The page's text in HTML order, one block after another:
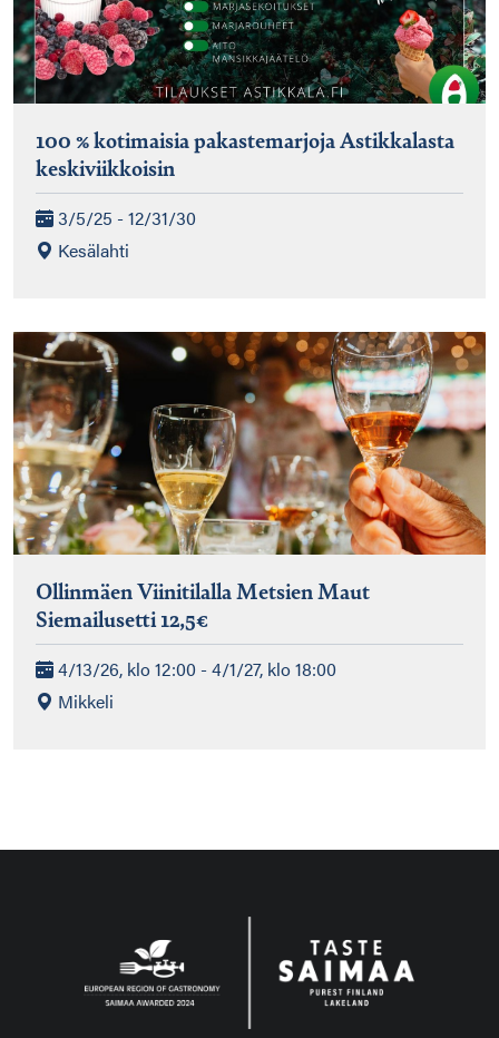
100 % kotimaisia pakastemarjoja Astikkalasta
keskiviikkoisin
3/5/25 - 12/31/30
Kesälahti
Ollinmäen Viinitilalla Metsien Maut
Siemailusetti 12,5€
4/13/26, klo 12:00 - 4/1/27, klo 18:00
Mikkeli